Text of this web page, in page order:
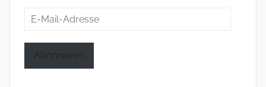
E-
Abonnieren